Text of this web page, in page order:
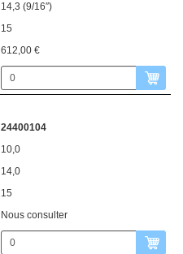
14,3 (9/16″)
15
612,00 €
24400104
10,0
14,0
15
Nous consulter